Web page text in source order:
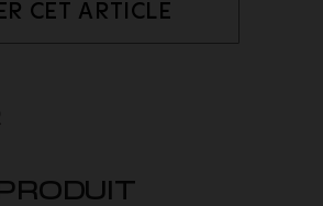
CET ARTICLE